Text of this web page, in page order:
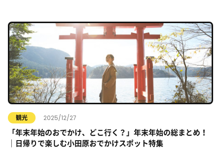
観光 2025/12/27
「年末年始のおでかけ、どこ行く？」年末年始の総まとめ！
｜日帰りで楽しむ小田原おでかけスポット特集